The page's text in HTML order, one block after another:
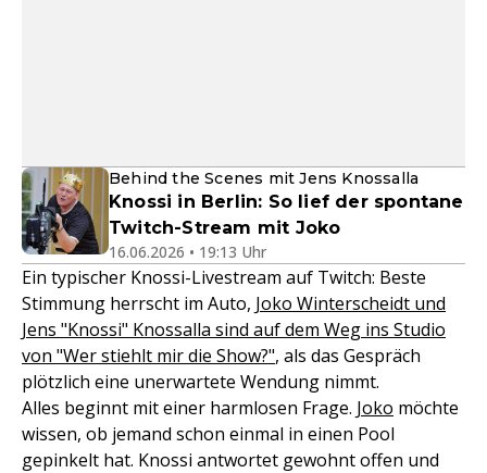
Behind the Scenes mit Jens Knossalla
Knossi in Berlin: So lief der spontane
Twitch-Stream mit Joko
16.06.2026 • 19:13 Uhr
Ein typischer Knossi-Livestream auf Twitch: Beste
Stimmung herrscht im Auto, Joko Winterscheidt und
Jens "Knossi" Knossalla sind auf dem Weg ins Studio
von "Wer stiehlt mir die Show?", als das Gespräch
plötzlich eine unerwartete Wendung nimmt.
Alles beginnt mit einer harmlosen Frage. Joko möchte
wissen, ob jemand schon einmal in einen Pool
gepinkelt hat. Knossi antwortet gewohnt offen und